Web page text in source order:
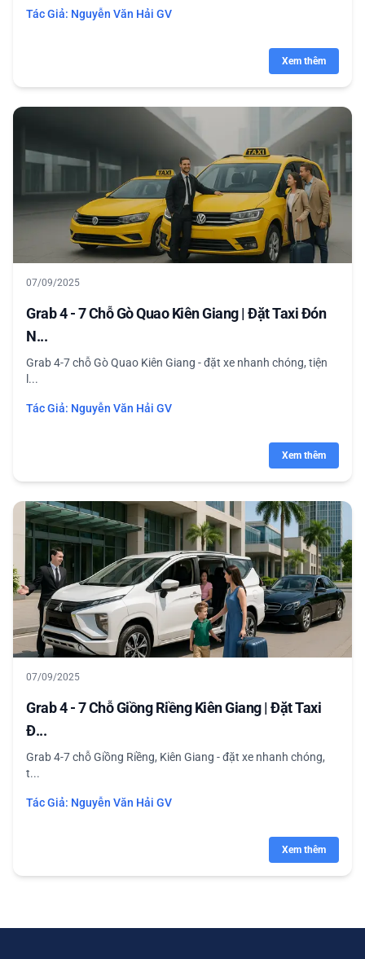
Tác Giả: Nguyễn Văn Hải GV
Xem thêm
07/09/2025
Grab 4 - 7 Chỗ Gò Quao Kiên Giang | Đặt Taxi Đón
N...
Grab 4-7 chỗ Gò Quao Kiên Giang - đặt xe nhanh chóng, tiện
l...
Tác Giả: Nguyễn Văn Hải GV
Xem thêm
07/09/2025
Grab 4 - 7 Chỗ Giồng Riềng Kiên Giang | Đặt Taxi
Đ...
Grab 4-7 chỗ Giồng Riềng, Kiên Giang - đặt xe nhanh chóng,
t...
Tác Giả: Nguyễn Văn Hải GV
Xem thêm